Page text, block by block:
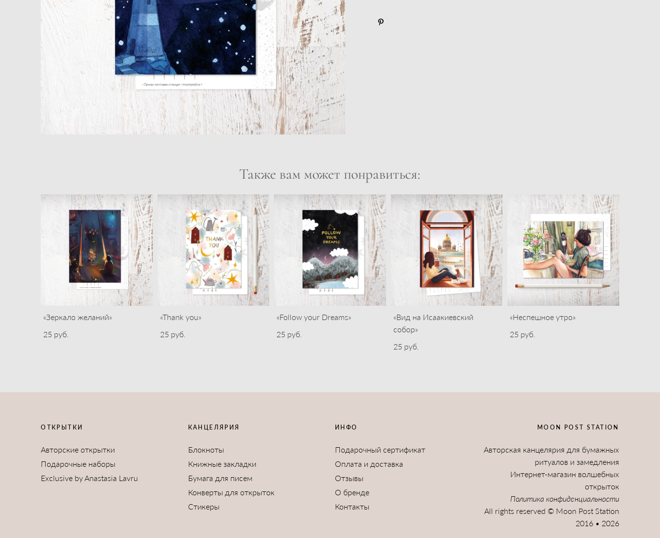
Также вам может понравиться:
«Зеркало желаний»
25 pуб.
«Thank you»
25 pуб.
«Follow your Dreams»
25 pуб.
«Вид на Исаакиевский
собор»
25 pуб.
«Неспешное утро»
25 pуб.
ОТКРЫТКИ
Авторские открытки
Подарочные наборы
Exclusive by Anastasia Lavru
КАНЦЕЛЯРИЯ
Блокноты
Книжные закладки
Бумага для писем
Конверты для открыток
Стикеры
ИНФО
Подарочный сертификат
Оплата и доставка
Отзывы
О бренде
Контакты
MOON POST STATION
Авторская канцелярия для бумажных
ритуалов и замедления
Интернет-магазин волшебных
открыток
Политика конфиденциальности
All rights reserved © Moon Post Station
2016 • 2026